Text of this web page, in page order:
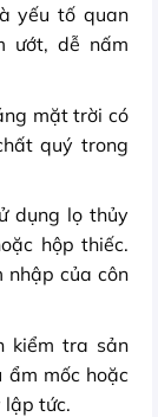
yếu tố quan
ướt, dễ nấm
mặt trời có
quý trong
dụng lọ thủy
hộp thiếc.
nhập của côn
kiểm tra sản
ẩm mốc hoặc
lập tức.